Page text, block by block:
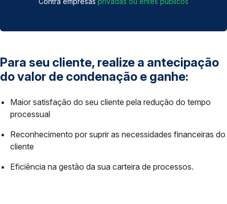
Para seu cliente, realize a antecipação
do valor de condenação e ganhe:
Maior satisfação do seu cliente pela redução do tempo
processual
Reconhecimento por suprir as necessidades financeiras do
cliente
Eficiência na gestão da sua carteira de processos.